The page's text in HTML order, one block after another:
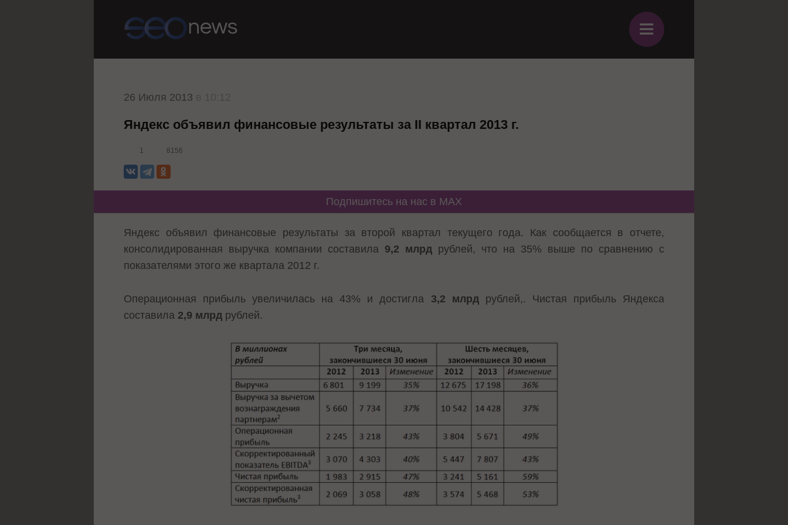
≡
26 Июля 2013
Яндекс объявил финансовые результаты за II квартал 2013 г.
1 8156
Подпишитесь на нас в MAX
Яндекс объявил финансовые результаты за второй квартал текущего года. Как сообщается в отчете,
консолидированная выручка компании составила 9,2 млрд рублей, что на 35% выше по сравнению с
показателями этого же квартала 2012 г.
Операционная прибыль увеличилась на 43% и достигла 3,2 млрдрублей,. Чистая прибыль Яндекса
составила 2,9 млрд рублей.